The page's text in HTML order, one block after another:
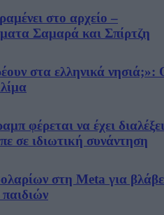
στο αρχείο –
Σαμαρά και Σπίρτζη
στα ελληνικά νησιά;»:
φέρεται να έχει διαλέξει
σε ιδιωτική συνάντηση
στη Meta για